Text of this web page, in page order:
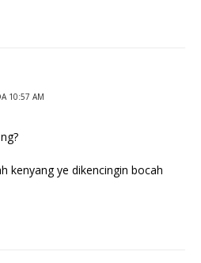
10:57 AM
kenyang ye dikencingin bocah